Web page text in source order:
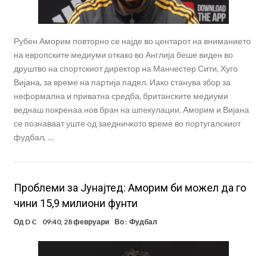
Рубен Аморим повторно се најде во центарот на вниманието
на европските медиуми откако во Англија беше виден во
друштво на спортскиот директор на Манчестер Сити, Хуго
Вијана, за време на партија падел. Иако станува збор за
неформална и приватна средба, британските медиуми
веднаш покренаа нов бран на шпекулации. Аморим и Вијана
се познаваат уште од заедничкото време во португалскиот
фудбал, …
Проблеми за Јунајтед: Аморим би можел да го
чини 15,9 милиони фунти
Од D C 09:40, 28 февруари Во : Фудбал